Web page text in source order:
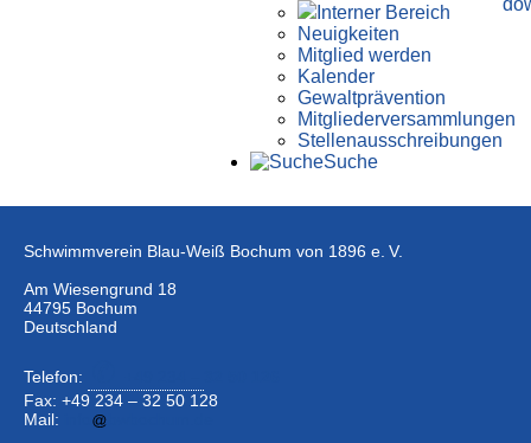
Interner Bereich
Neuigkeiten
Mitglied werden
Kalender
Gewaltprävention
Mitglieder­versammlungen
Stellen­aus­schrei­bungen
Suche
Schwimmverein Blau-Weiß Bochum von 1896 e. V.
Am Wiesengrund 18
44795 Bochum
Deutschland
Telefon:
Fax: +49 234 – 32 50 128
Mail: